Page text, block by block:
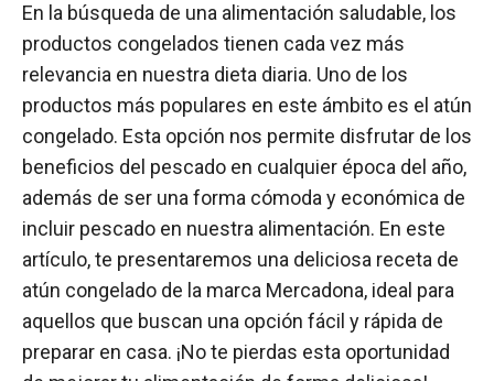
En la búsqueda de una alimentación saludable, los
productos congelados tienen cada vez más
relevancia en nuestra dieta diaria. Uno de los
productos más populares en este ámbito es el atún
congelado. Esta opción nos permite disfrutar de los
beneficios del pescado en cualquier época del año,
además de ser una forma cómoda y económica de
incluir pescado en nuestra alimentación. En este
artículo, te presentaremos una deliciosa receta de
atún congelado de la marca Mercadona, ideal para
aquellos que buscan una opción fácil y rápida de
preparar en casa. ¡No te pierdas esta oportunidad